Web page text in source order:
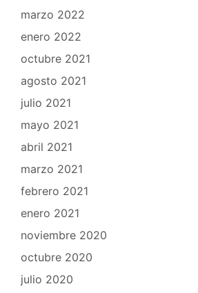
marzo 2022
enero 2022
octubre 2021
agosto 2021
julio 2021
mayo 2021
abril 2021
marzo 2021
febrero 2021
enero 2021
noviembre 2020
octubre 2020
julio 2020